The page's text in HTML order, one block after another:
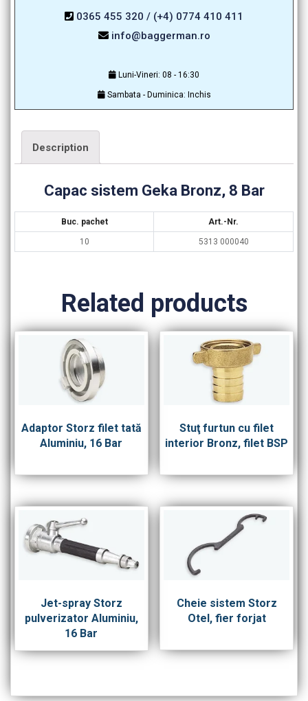
0365 455 320 / (+4) 0774 410 411
info@baggerman.ro
Luni-Vineri: 08 - 16:30
Sambata - Duminica: Inchis
Description
Capac sistem Geka Bronz, 8 Bar
Buc. pachet Art.-Nr.
10 5313 000040
Related products
Adaptor Storz filet tată
Aluminiu, 16 Bar
Stuţ furtun cu filet
interior Bronz, filet BSP
Jet-spray Storz
pulverizator Aluminiu,
16 Bar
Cheie sistem Storz
Otel, fier forjat